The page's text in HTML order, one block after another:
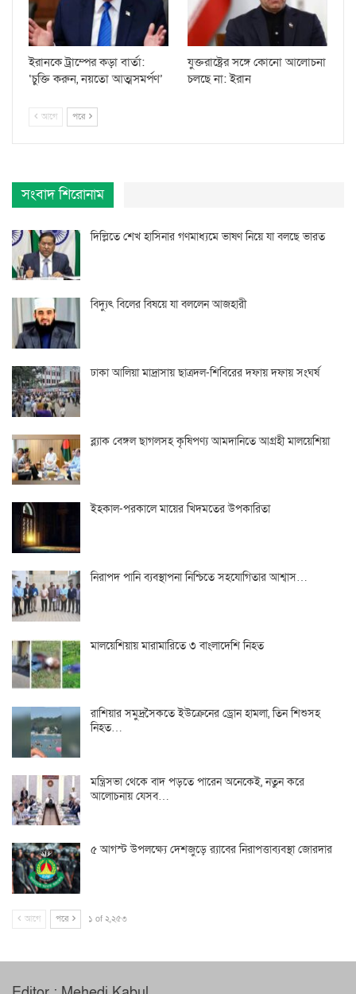
ইরানকে ট্রাম্পের কড়া বার্তা:
‘চুক্তি করুন, নয়তো আত্মসমর্পণ’
যুক্তরাষ্ট্রের সঙ্গে কোনো আলোচনা
চলছে না: ইরান
আগে পরে
সংবাদ শিরোনাম
দিল্লিতে শেখ হাসিনার গণমাধ্যমে ভাষণ নিয়ে যা বলছে ভারত
বিদ্যুৎ বিলের বিষয়ে যা বললেন আজহারী
ঢাকা আলিয়া মাদ্রাসায় ছাত্রদল-শিবিরের দফায় দফায় সংঘর্ষ
ব্ল্যাক বেঙ্গল ছাগলসহ কৃষিপণ্য আমদানিতে আগ্রহী মালয়েশিয়া
ইহকাল-পরকালে মায়ের খিদমতের উপকারিতা
নিরাপদ পানি ব্যবস্থাপনা নিশ্চিতে সহযোগিতার আশ্বাস…
মালয়েশিয়ায় মারামারিতে ৩ বাংলাদেশি নিহত
রাশিয়ার সমুদ্রসৈকতে ইউক্রেনের ড্রোন হামলা, তিন শিশুসহ
নিহত…
মন্ত্রিসভা থেকে বাদ পড়তে পারেন অনেকেই, নতুন করে
আলোচনায় যেসব…
৫ আগস্ট উপলক্ষ্যে দেশজুড়ে র‌্যাবের নিরাপত্তাব্যবস্থা জোরদার
আগে পরে ১ of ২,২৫৩